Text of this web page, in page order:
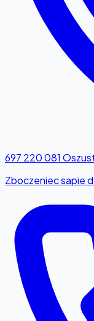
697 220 081
Zboczeniec sapie